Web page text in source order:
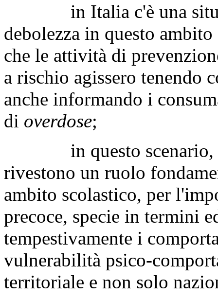
in Italia c'è una
debolezza in questo
che le attività di
a rischio agissero tenendo
anche informando i
di overdose;
in questo scenario,
rivestono un ruolo
ambito scolastico, per
precoce, specie in termini
tempestivamente i
vulnerabilità psico-
territoriale e non solo